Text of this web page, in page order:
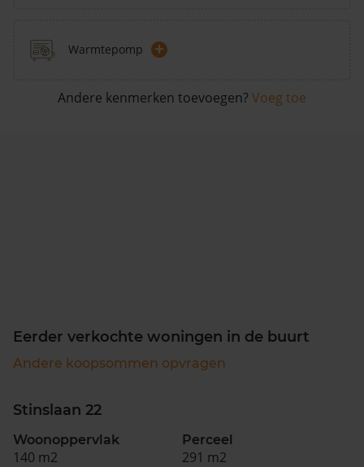
Warmtepomp +
Andere kenmerken toevoegen? Voeg toe
Eerder verkochte woningen in de buurt
Andere koopsommen opvragen
Stinslaan 22
Woonoppervlak
140 m2
Perceel
291 m2